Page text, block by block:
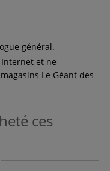
général.
et ne
Le Géant des
ces